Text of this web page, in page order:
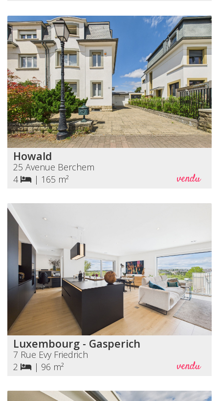
Howald
25 Avenue Berchem
4
| 165 m² vendu
Luxembourg - Gasperich
7 Rue Evy Friedrich
2
| 96 m² vendu